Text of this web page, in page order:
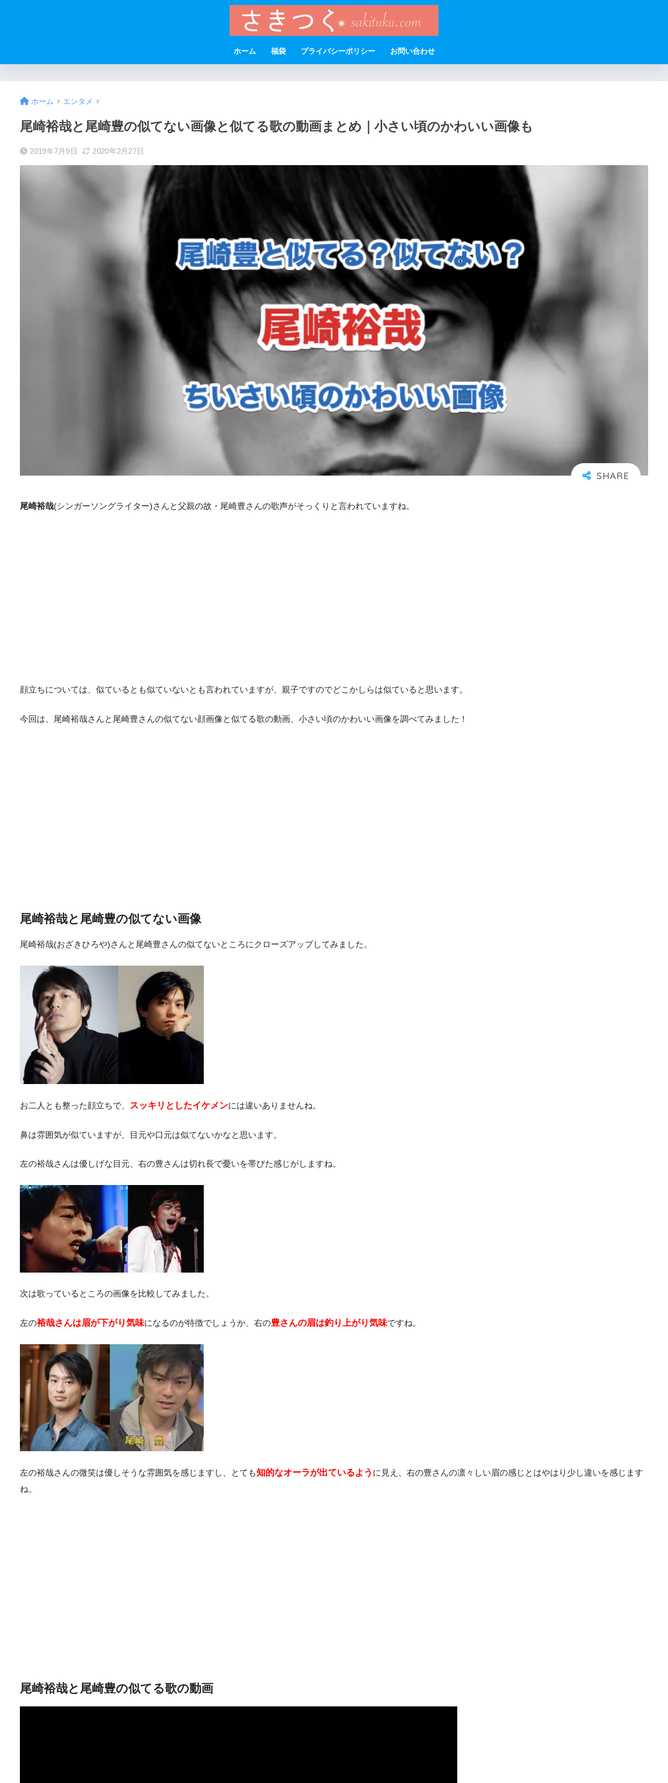
ホーム 福袋 プライバシーポリシー お問い合わせ
ホーム エンタメ
尾崎裕哉と尾崎豊の似てない画像と似てる歌の動画まとめ｜小さい頃のかわいい画像も
2019年7月9日 2020年2月27日
尾崎裕哉(シンガーソングライター)さんと父親の故・尾崎豊さんの歌声がそっくりと言われていますね。
顔立ちについては、似ているとも似ていないとも言われていますが、親子ですのでどこかしらは似ていると思います。
今回は、尾崎裕哉さんと尾崎豊さんの似てない顔画像と似てる歌の動画、小さい頃のかわいい画像を調べてみました！
尾崎裕哉と尾崎豊の似てない画像
尾崎裕哉(おざきひろや)さんと尾崎豊さんの似てないところにクローズアップしてみました。
お二人とも整った顔立ちで、 スッキリとしたイケメンには違いありませんね。
鼻は雰囲気が似ていますが、目元や口元は似てないかなと思います。
左の裕哉さんは優しげな目元、右の豊さんは切れ長で憂いを帯びた感じがしますね。
次は歌っているところの画像を比較してみました。
左の裕哉さんは眉が下がり気味になるのが特徴でしょうか、右の豊さんの眉は釣り上がり気味ですね。
左の裕哉さんの微笑は優しそうな雰囲気を感じますし、とても知的なオーラが出ているよう に見え、右の豊さんの凛々しい眉の感じとはやはり少し違いを感じます
ね。
尾崎裕哉と尾崎豊の似てる歌の動画